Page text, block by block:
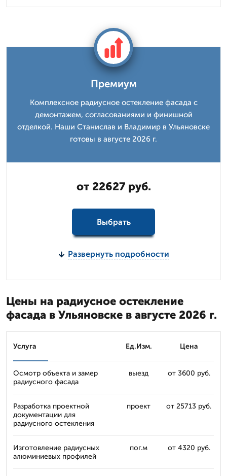
Премиум
Комплексное радиусное остекление фасада с
демонтажем, согласованиями и финишной
отделкой. Наши Станислав и Владимир в Ульяновске
готовы в августе 2026 г.
от 22627 руб.
Выбрать
Развернуть подробности
Цены на радиусное остекление
фасада в Ульяновске в августе 2026 г.
Услуга Ед.Изм. Цена
Осмотр объекта и замер
радиусного фасада
выезд от 3600 руб.
Разработка проектной
документации для
радиусного остекления
проект от 25713 руб.
Изготовление радиусных
алюминиевых профилей
пог.м от 4320 руб.